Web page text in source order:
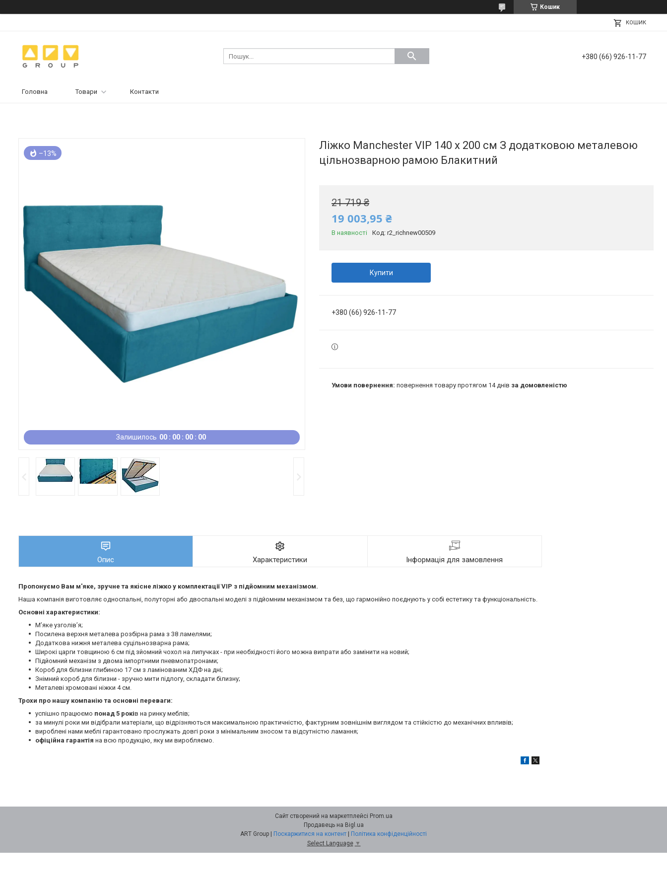
Кошик
КОШИК
+380 (66) 926-11-77
Головна Товари Контакти
Залишилось 00 00 00 00
–13%
Ліжко Manchester VIP 140 х 200 см З додатковою металевою
цільнозварною рамою Блакитний
21 719 ₴
19 003,95 ₴
В наявності Код: r2_richnew00509
Купити
+380 (66) 926-11-77
повернення товару протягом 14 днів за домовленістю
Опис Характеристики Інформація для замовлення
Пропонуємо Вам м'яке, зручне та якiсне ліжко у комплектації VIP з підйомним механізмом.
Наша компанія виготовляє односпальні, полуторні або двоспальні моделі з підйомним механізмом та без, що гармонійно поєднують у собі естетику та функціональність.
Основні характеристики:
М’яке узголів’я;
Посилена верхня металева розбірна рама з 38 ламелями;
Додаткова нижня металева суцільнозварна рама;
Широкі царги товщиною 6 см під зйомний чохол на липучках - при необхідності його можна випрати або замінити на новий;
Підйомний механізм з двома імпортними пневмопатронами;
Короб для білизни глибиною 17 см з ламінованим ХДФ на дні;
Знімний короб для білизни - зручно мити підлогу, складати білизну;
Металеві хромовані ніжки 4 см.
Трохи про нашу компанію та основні переваги:
успішно працюємо понад 5 років на ринку меблів;
за минулі роки ми відібрали матеріали, що відрізняються максимальною практичністю, фактурним зовнішнім виглядом та стійкістю до механічних впливів;
вироблені нами меблі гарантовано прослужать довгі роки з мінімальним зносом та відсутністю ламання;
офіційна гарантія на всю продукцію, яку ми виробляємо.
Сайт створений на маркетплейсі Prom.ua
Продавець на Bigl.ua
Поскаржитися на контент
Політика конфіденційності
Select Language ▼